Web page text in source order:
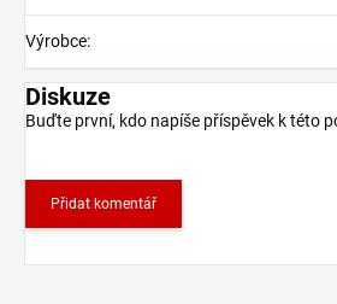
Výrobce:
Diskuze
Buďte první, kdo napíše příspěvek k této
Přidat komentář